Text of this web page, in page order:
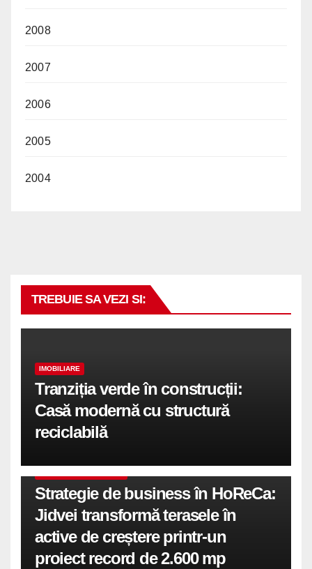
2008
2007
2006
2005
2004
TREBUIE SA VEZI SI:
IMOBILIARE
Tranziția verde în construcții:
Casă modernă cu structură
reciclabilă
Strategie de business în HoReCa:
Jidvei transformă terasele în
active de creștere printr-un
proiect record de 2.600 mp